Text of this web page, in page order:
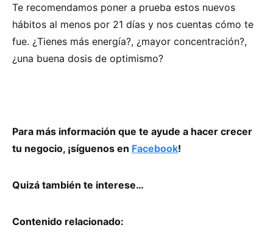
Te recomendamos poner a prueba estos nuevos
hábitos al menos por 21 días y nos cuentas cómo te
fue. ¿Tienes más energía?, ¿mayor concentración?,
¿una buena dosis de optimismo?
Para más información que te ayude a hacer crecer
tu negocio, ¡síguenos en Facebook!
Quizá también te interese…
Contenido relacionado: